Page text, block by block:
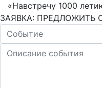
«Навстречу 1000
ЗАЯВКА: ПРЕДЛОЖИТЬ